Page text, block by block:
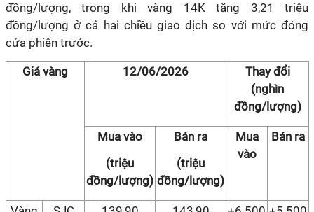
đồng/lượng, trong khi vàng 14K tăng 3,21 triệu
đồng/lượng ở cả hai chiều giao dịch so với mức đóng
cửa phiên trước.
Giá vàng 12/06/2026
Thay đổi
(nghìn
đồng/lượng)
Mua vào
(triệu
đồng/lượng)
Bán ra
(triệu
đồng/lượng)
Mua
vào
Bán ra